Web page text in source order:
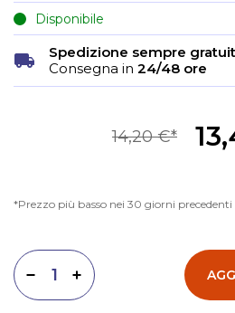
Disponibile
Spedizione sempre
Consegna in 24/48 ore
14,20 €
Prezzo più basso nei 30 giorni
Aumenta quantità
Diminuisci quantità